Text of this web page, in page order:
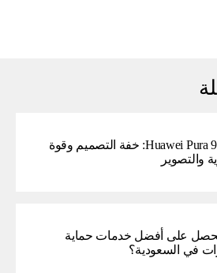
Huawei Pura 90s Pro: خفة التصميم وقوة
والتصوير
على أفضل خدمات حماية
في السعودية؟